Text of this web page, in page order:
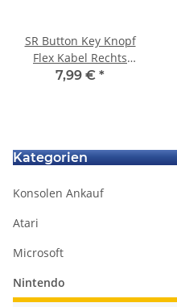
SR Button Key Knopf
Flex Kabel Rechts
Ersatzteil für Nintendo
7,99 € *
Kategorien
Konsolen Ankauf
Atari
Microsoft
Nintendo